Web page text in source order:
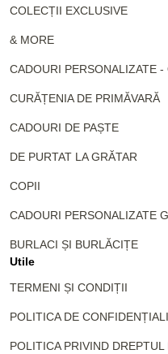
COLECȚII EXCLUSIVE
& MORE
CADOURI PERSONALIZATE
CURĂȚENIA DE PRIMĂVARĂ
CADOURI DE PAȘTE
DE PURTAT LA GRĂTAR
COPII
CADOURI PERSONALIZATE
BURLACI ȘI BURLĂCIȚE
Utile
TERMENI ȘI CONDIȚII
POLITICA DE
POLITICA PRIVIND